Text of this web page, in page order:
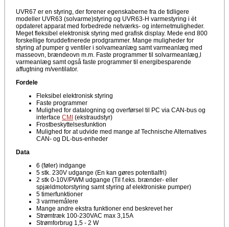
UVR67 er en styring, der forener egenskaberne fra de tidligere
modeller UVR63 (solvarme)styring og UVR63-H varmestyring i ét
opdateret apparat med forbedrede netværks- og internetmuligheder.
Meget fleksibel elektronisk styring med grafisk display. Mede end 800
forskellige foruddefinerede prodgrammer. Mange muligheder for
styring af pumper g ventiler i solvameanlæg samt varmeanlæg med
masseovn, brændeovn m.m. Faste programmer til solvarmeanlæg,l
varmeanlæg samt også faste programmer til energibesparende
affugtning m/ventilator.
Fordele
Fleksibel elektronisk styring
Faste programmer
Mulighed for datalogning og overførsel til PC via CAN-bus og
interface CMI (ekstraudstyr)
Frostbeskyttelsesfunktion
Mulighed for at udvide med mange af Technische Alternatives
CAN- og DL-bus-enheder
Data
6 (føler) indgange
5 stk. 230V udgange (En kan gøres potentialfri)
2 stk 0-10V/PWM udgange (Til f.eks. brænder- eller
spjældmotorstyring samt styring af elektroniske pumper)
5 timerfunktioner
3 varmemålere
Mange andre ekstra funktioner end beskrevet her
Strømtræk 100-230VAC max 3,15A
Strømforbrug 1,5 - 2 W